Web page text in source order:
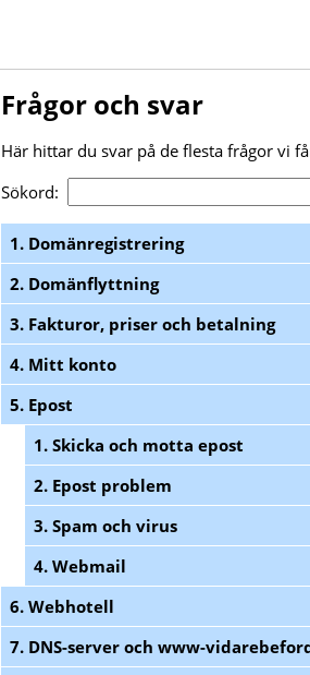
Frågor och svar
Här hittar du svar på de flesta frågor vi
Sökord:
1. Domänregistrering
2. Domänflyttning
3. Fakturor, priser och betalning
4. Mitt konto
5. Epost
1. Skicka och motta epost
2. Epost problem
3. Spam och virus
4. Webmail
6. Webhotell
7. DNS-server och www-